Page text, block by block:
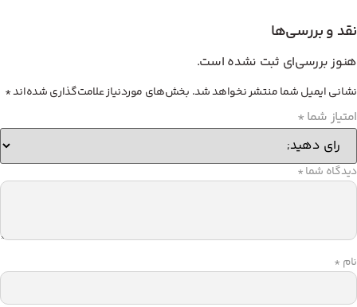
نقد و بررسی‌ها
هنوز بررسی‌ای ثبت نشده است.
نشانی ایمیل شما منتشر نخواهد شد. بخش‌های موردنیاز علامت‌گذاری شده‌اند*
امتیاز شما *
دیدگاه شما*
نام *